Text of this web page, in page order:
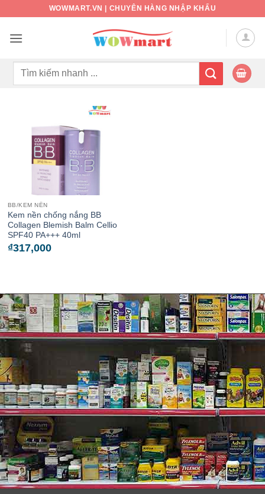
nội
WOWMART.VN | CHUYÊN HÀNG NHẬP KHẨU
Tìm
BB/KEM NỀN
Kem nền chống nắng BB
Collagen Blemish Balm Cellio
SPF40 PA+++ 40ml
₫317,000